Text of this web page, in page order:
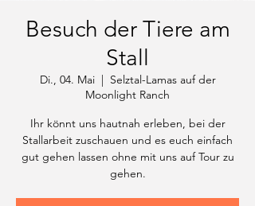
Besuch der Tiere am
Stall
Di., 04. Mai
  |
Selztal-Lamas auf der
Moonlight Ranch
Ihr könnt uns hautnah erleben, bei der
Stallarbeit zuschauen und es euch einfach
gut gehen lassen ohne mit uns auf Tour zu
gehen.